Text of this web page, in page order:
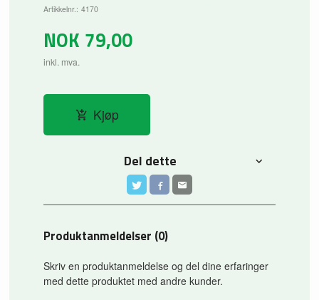
Artikkelnr.: 4170
NOK 79,00
inkl. mva.
Kjøp
Del dette
Produktanmeldelser (0)
Skriv en produktanmeldelse og del dine erfaringer
med dette produktet med andre kunder.